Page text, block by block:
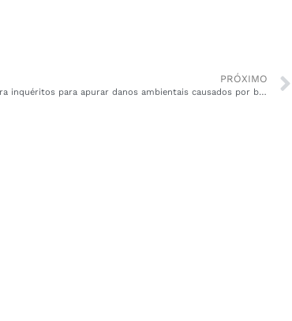
PRÓXIMO
MP-AP instaura inquéritos para apurar danos ambientais causados por barragem de garimpo ilegal